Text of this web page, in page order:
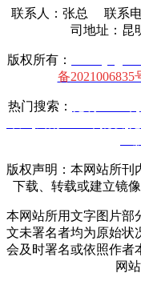
联系人：张总 联系电
司地址：昆
版权所有：
备2021006835
热门搜索：
版权声明：本网站所刊
下载、转载或建立镜
本网站所用文字图片部
文未署名者均为原始状
会及时署名或依照作者
网